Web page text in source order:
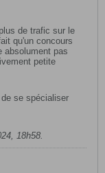
de trafic sur le
qu'un concours
absolument pas
petite
se spécialiser
18h58.